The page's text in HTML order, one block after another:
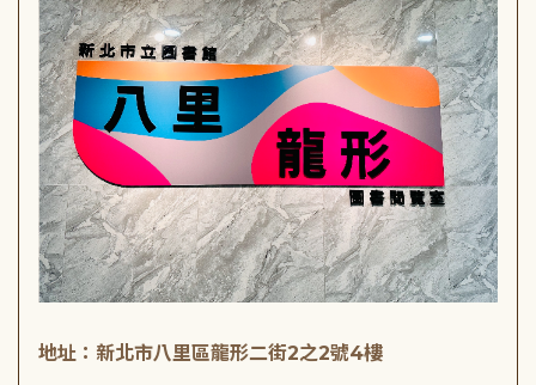
地址：新北市八里區龍形二街2之2號4樓